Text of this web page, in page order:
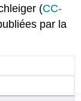
(CC-
par la